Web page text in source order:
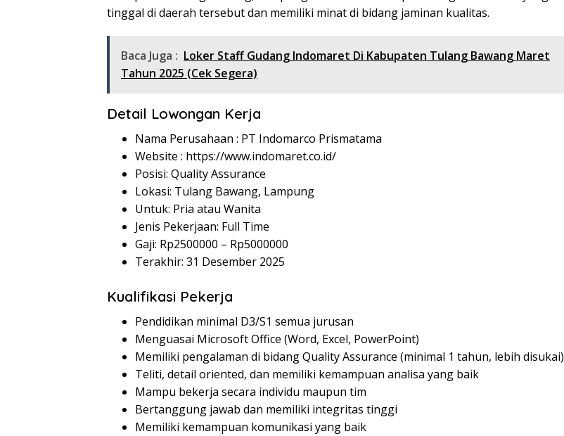
tinggal di daerah tersebut dan memiliki minat di bidang jaminan kualitas.
Baca Juga : Loker Staff Gudang Indomaret Di Kabupaten Tulang Bawang Maret
Tahun 2025 (Cek Segera)
Detail Lowongan Kerja
Nama Perusahaan : PT Indomarco Prismatama
Website : https://www.indomaret.co.id/
Posisi: Quality Assurance
Lokasi: Tulang Bawang, Lampung
Untuk: Pria atau Wanita
Jenis Pekerjaan: Full Time
Gaji: Rp2500000 – Rp5000000
Terakhir: 31 Desember 2025
Kualifikasi Pekerja
Pendidikan minimal D3/S1 semua jurusan
Menguasai Microsoft Office (Word, Excel, PowerPoint)
Memiliki pengalaman di bidang Quality Assurance (minimal 1 tahun, lebih disukai)
Teliti, detail oriented, dan memiliki kemampuan analisa yang baik
Mampu bekerja secara individu maupun tim
Bertanggung jawab dan memiliki integritas tinggi
Memiliki kemampuan komunikasi yang baik